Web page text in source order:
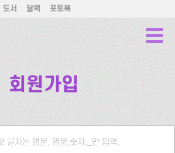
도서 달력 포토북
회원가입
글자는 영문. 영문,숫자,_만 입력.